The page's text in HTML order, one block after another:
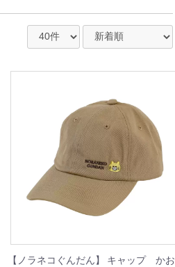
【ノラネコぐんだん】 キャップ かお